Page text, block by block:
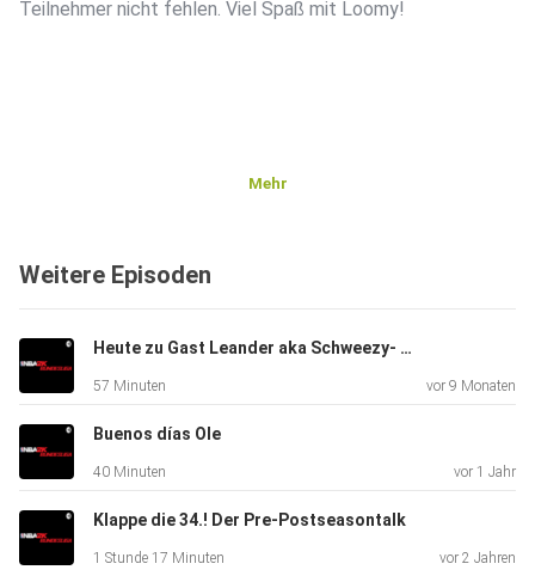
Teilnehmer nicht fehlen. Viel Spaß mit Loomy!
Mehr
Weitere Episoden
Heute zu Gast Leander aka Schweezy- aus dem Nähkästchen der Content Creator Bubble
57 Minuten vor 9 Monaten
Buenos días Ole
40 Minuten vor 1 Jahr
Klappe die 34.! Der Pre-Postseasontalk
1 Stunde 17 Minuten vor 2 Jahren